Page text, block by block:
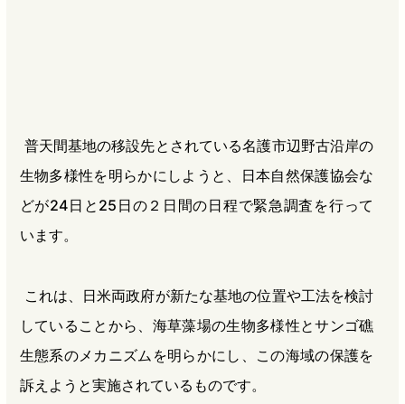
普天間基地の移設先とされている名護市辺野古沿岸の
生物多様性を明らかにしようと、日本自然保護協会な
どが24日と25日の２日間の日程で緊急調査を行って
います。
これは、日米両政府が新たな基地の位置や工法を検討
していることから、海草藻場の生物多様性とサンゴ礁
生態系のメカニズムを明らかにし、この海域の保護を
訴えようと実施されているものです。